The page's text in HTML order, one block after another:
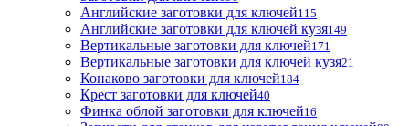
Английские заготовки для ключей115
Английские заготовки для ключей кузя149
Вертикальные заготовки для ключей171
Вертикальные заготовки для ключей кузя21
Конаково заготовки для ключей184
Крест заготовки для ключей40
Финка облой заготовки для ключей16